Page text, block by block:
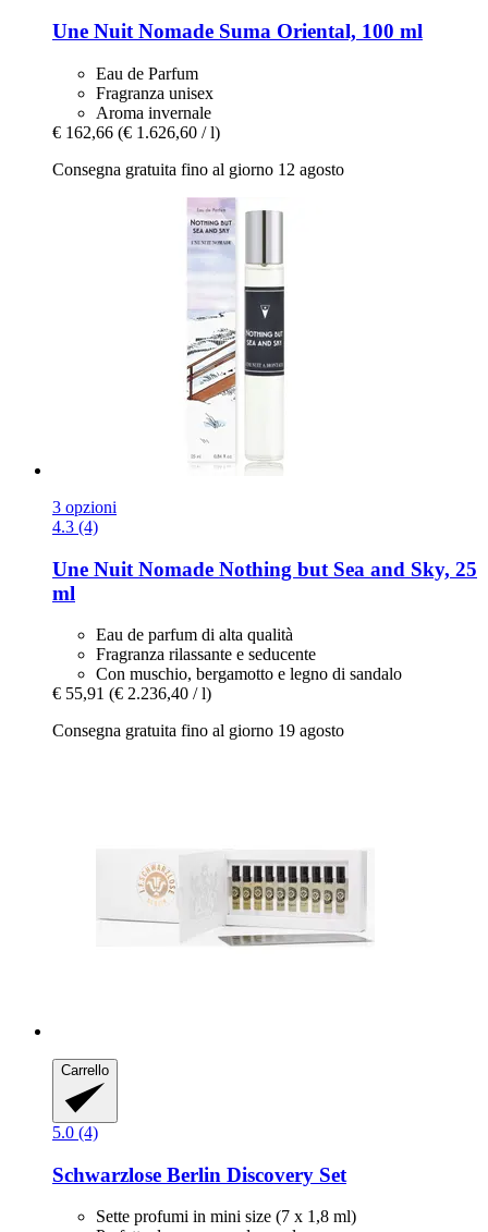
Une Nuit Nomade Suma Oriental, 100 ml
Eau de Parfum
Fragranza unisex
Aroma invernale
€ 162,66 (€ 1.626,60 / l)
Consegna gratuita fino al giorno 12 agosto
3 opzioni
4.3 (4)
Une Nuit Nomade Nothing but Sea and Sky, 25
ml
Eau de parfum di alta qualità
Fragranza rilassante e seducente
Con muschio, bergamotto e legno di sandalo
€ 55,91 (€ 2.236,40 / l)
Consegna gratuita fino al giorno 19 agosto
Carrello
5.0 (4)
Schwarzlose Berlin Discovery Set
Sette profumi in mini size (7 x 1,8 ml)